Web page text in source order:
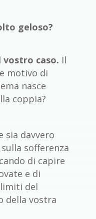
geloso?
vostro caso. Il
motivo di
nasce
coppia?
sia davvero
sofferenza
di capire
e di
del
della vostra